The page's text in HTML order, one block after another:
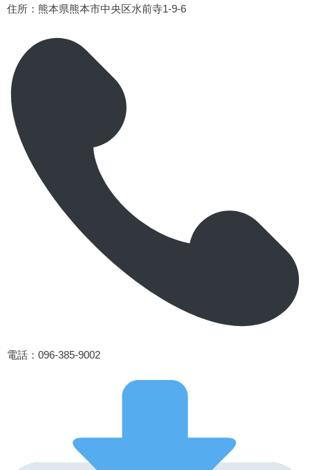
住所 ：熊本県熊本市中央区水前寺1-9-6
電話 ：096-385-9002